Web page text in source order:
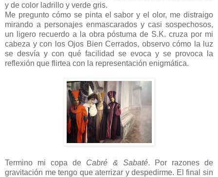
y de color ladrillo y verde gris.
Me pregunto cómo se pinta el sabor y el olor, me distraigo
mirando a personajes enmascarados y casi sospechosos,
un ligero recuerdo a la obra póstuma de S.K. cruza por mi
cabeza y con los Ojos Bien Cerrados, observo cómo la luz
se desvía y con qué facilidad se evoca y se provoca la
reflexión que flirtea con la representación enigmática.
Termino mi copa de Cabré & Sabaté. Por razones de
gravitación me tengo que aterrizar y despedirme. El final sin